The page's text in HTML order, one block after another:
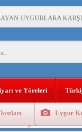
UYGURLARA
: DOĞU
ve Yöreleri
Uygur